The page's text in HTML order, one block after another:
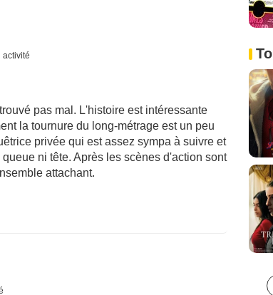
activité
pas mal. L'histoire est intéressante
la tournure du long-métrage est un peu
privée qui est assez sympa à suivre et
ni tête. Après les scènes d'action sont
attachant.